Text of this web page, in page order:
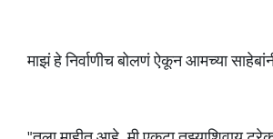
माझं हे निर्वाणीच बोलणं ऐकून आमच्या